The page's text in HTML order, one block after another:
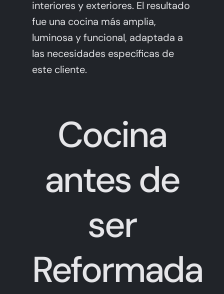
interiores y exteriores. El resultado
fue una cocina más amplia,
luminosa y funcional, adaptada a
las necesidades específicas de
este cliente.
Cocina
antes de
ser
Reformada